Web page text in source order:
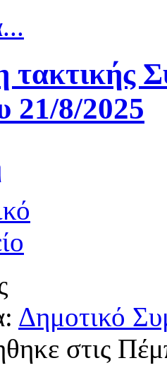
21/8/2025
Δημοτικό
στις